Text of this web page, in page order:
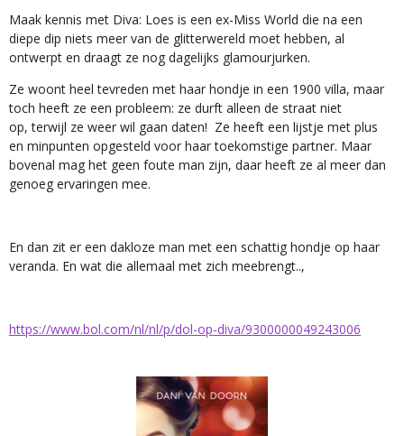
Maak kennis met Diva: Loes is een ex-Miss World die na een
diepe dip niets meer van de glitterwereld moet hebben, al
ontwerpt en draagt ze nog dagelijks glamourjurken.
Ze woont heel tevreden met haar hondje in een 1900 villa, maar
toch heeft ze een probleem: ze durft alleen de straat niet
op,terwijl ze weer wil gaan daten! Ze heeft een lijstje met plus
en minpunten opgesteld voor haar toekomstige partner. Maar
bovenal mag het geen foute man zijn, daar heeft ze al meer dan
genoeg ervaringen mee.
En dan zit er een dakloze man met een schattig hondje op haar
veranda. En wat die allemaal met zich meebrengt..,
https://www.bol.com/nl/nl/p/dol-op-diva/9300000049243006